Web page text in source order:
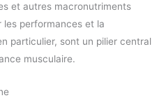
et autres macronutriments
les performances et la
particulier, sont un pilier central
musculaire.